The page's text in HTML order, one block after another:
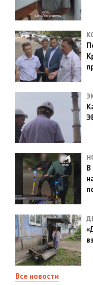
В
Все новости